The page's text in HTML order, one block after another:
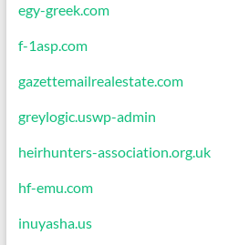
egy-greek.com
f-1asp.com
gazettemailrealestate.com
greylogic.uswp-admin
heirhunters-association.org.uk
hf-emu.com
inuyasha.us